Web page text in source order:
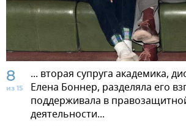
8
из 15
... вторая супруга академика,
Елена Боннер, разделяла его
поддерживала в
деятельности...